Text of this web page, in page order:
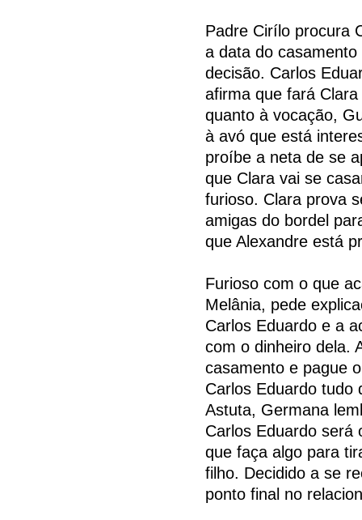
Padre Cirílo procura
a data do
decisão. Carlos
afirma que fará
quanto à vocação,
à avó que está
proíbe a neta de se
que Clara vai se
furioso. Clara prova
amigas do bordel
que Alexandre está
Furioso com o que
Melânia, pede
Carlos Eduardo e a
com o dinheiro dela.
casamento e pague
Carlos Eduardo tudo
Astuta, Germana
Carlos Eduardo será
que faça algo para
filho. Decidido a se
ponto final no